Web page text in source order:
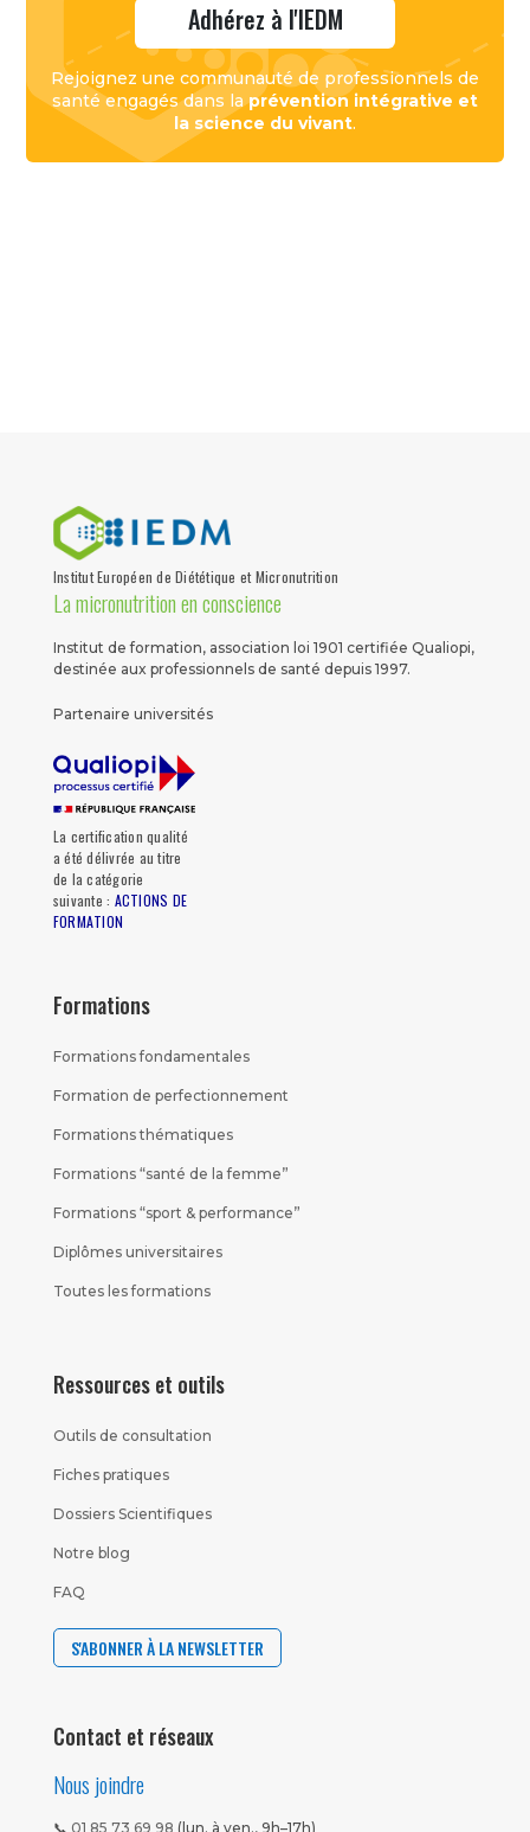
Adhérez à l'IEDM
Rejoignez une communauté de professionnels de
santé engagés dans laprévention intégrative et
la science du vivant.
Institut Européen de Diététique et Micronutrition
La micronutrition en conscience
Institut de formation, association loi 1901 certifiée Qualiopi,
destinée aux professionnels de santé depuis 1997.
Partenaire universités
La certification qualité
a été délivrée au titre
de la catégorie
suivante : ACTIONS DE
FORMATION
Formations
Formations fondamentales
Formation de perfectionnement
Formations thématiques
Formations “santé de la femme”
Formations “sport & performance”
Diplômes universitaires
Toutes les formations
Ressources et outils
Outils de consultation
Fiches pratiques
Dossiers Scientifiques
Notre blog
FAQ
S'ABONNER À LA NEWSLETTER
Contact et réseaux
Nous joindre
📞 01 85 73 69 98 (lun. à ven., 9h–17h)